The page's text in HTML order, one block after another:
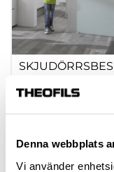
Denna webbplats
Vi använder
Från 35 022,00
inkl. moms